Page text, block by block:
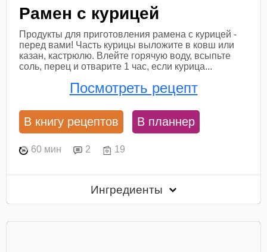
Рамен с курицей
Продукты для приготовления рамена с курицей -
перед вами! Часть курицы выложите в ковш или
казан, кастрюлю. Влейте горячую воду, всыпьте
соль, перец и отварите 1 час, если курица...
Посмотреть рецепт
В книгу рецептов В планнер
60 мин 2 19
Ингредиенты